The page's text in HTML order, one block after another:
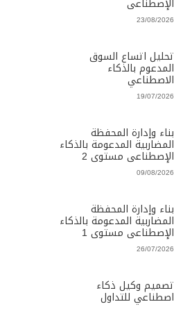
الإصطناعى
23/08/2026
تحليل اتساع السوق
المدعوم بالذكاء
الاصطناعي
19/07/2026
بناء وإدارة المحفظة
المضاربية المدعومة بالذكاء
الإصطناعى مستوى 2
09/08/2026
بناء وإدارة المحفظة
المضاربية المدعومة بالذكاء
الإصطناعى مستوى 1
26/07/2026
تصميم وكيل ذكاء
اصطناعي للتداول